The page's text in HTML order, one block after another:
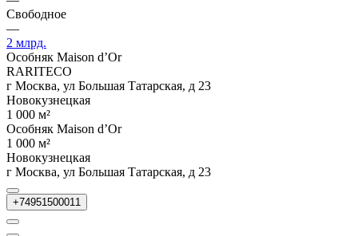
Свободное
—
2 млрд.
Особняк Maison d’Or
RARITECO
г Москва, ул Большая Татарская, д 23
Новокузнецкая
1 000 м²
Особняк Maison d’Or
1 000 м²
Новокузнецкая
г Москва, ул Большая Татарская, д 23
+74951500011